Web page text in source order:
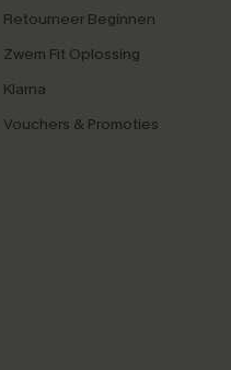
Retourneer Beginnen
Zwem Fit Oplossing
Klarna
Vouchers & Promoties